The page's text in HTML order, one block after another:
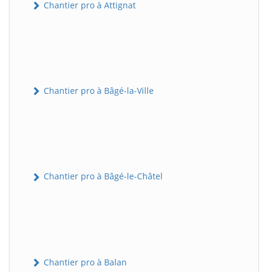
Chantier pro à Attignat
Chantier pro à Bâgé-la-Ville
Chantier pro à Bâgé-le-Châtel
Chantier pro à Balan